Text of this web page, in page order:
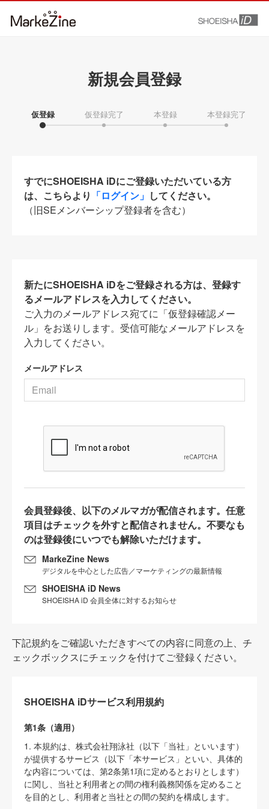
新規会員登録
仮登録 仮登録完了 本登録 本登録完了
すでにSHOEISHA iDにご登録いただいている方
は、こちらより 「ログイン」 してください。
（旧SEメンバーシップ登録者を含む）
新たにSHOEISHA iDをご登録される方は、登録す
るメールアドレスを入力してください。
ご入力のメールアドレス宛てに「仮登録確認メー
ル」をお送りします。受信可能なメールアドレスを
入力してください。
メールアドレス
会員登録後、以下のメルマガが配信されます。任意
項目はチェックを外すと配信されません。不要なも
のは登録後にいつでも解除いただけます。
MarkeZine News
デジタルを中心とした広告／マーケティングの最新情報
SHOEISHA iD News
SHOEISHA iD 会員全体に対するお知らせ
下記規約をご確認いただきすべての内容に同意の上、チ
ェックボックスにチェックを付けてご登録ください。
SHOEISHA iDサービス利用規約
第1条（適用）
1. 本規約は、株式会社翔泳社（以下「当社」といいます）
が提供するサービス（以下「本サービス」といい、具体的
な内容については、第2条第1項に定めるとおりとします）
に関し、当社と利用者との間の権利義務関係を定めること
を目的とし、利用者と当社との間の契約を構成します。